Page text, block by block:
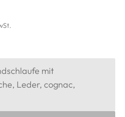
mit
Leder, cognac,